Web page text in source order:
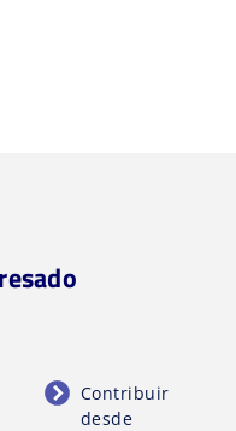
Contribuir
desde